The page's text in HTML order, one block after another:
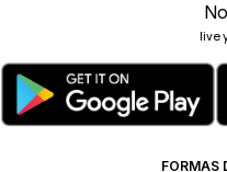
live
FORMAS